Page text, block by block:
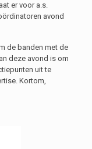
er voor a.s.
avond
de banden met de
deze avond is om
uit te
Kortom,